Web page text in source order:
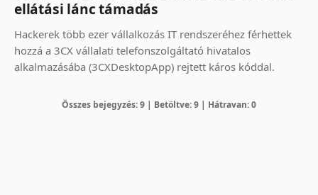
ellátási lánc támadás
Hackerek több ezer vállalkozás IT rendszeréhez férhettek
hozzá a 3CX vállalati telefonszolgáltató hivatalos
alkalmazásába (3CXDesktopApp) rejtett káros kóddal.
Összes bejegyzés: 9 | Betöltve: 9 | Hátravan: 0